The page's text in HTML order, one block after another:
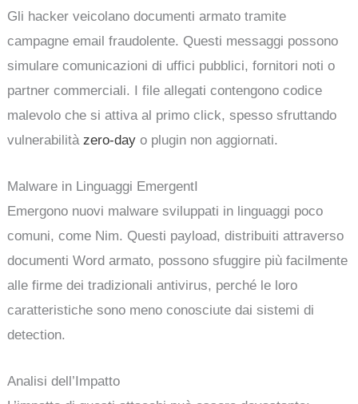
Gli hacker veicolano documenti armato tramite
campagne email fraudolente. Questi messaggi possono
simulare comunicazioni di uffici pubblici, fornitori noti o
partner commerciali. I file allegati contengono codice
malevolo che si attiva al primo click, spesso sfruttando
vulnerabilità zero-day o plugin non aggiornati.
Malware in Linguaggi EmergentI
Emergono nuovi malware sviluppati in linguaggi poco
comuni, come Nim. Questi payload, distribuiti attraverso
documenti Word armato, possono sfuggire più facilmente
alle firme dei tradizionali antivirus, perché le loro
caratteristiche sono meno conosciute dai sistemi di
detection.
Analisi dell’Impatto